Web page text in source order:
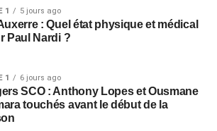
1 5 jours ago
: Quel état physique et médical
Paul Nardi ?
1 6 jours ago
SCO : Anthony Lopes et Ousmane
touchés avant le début de la